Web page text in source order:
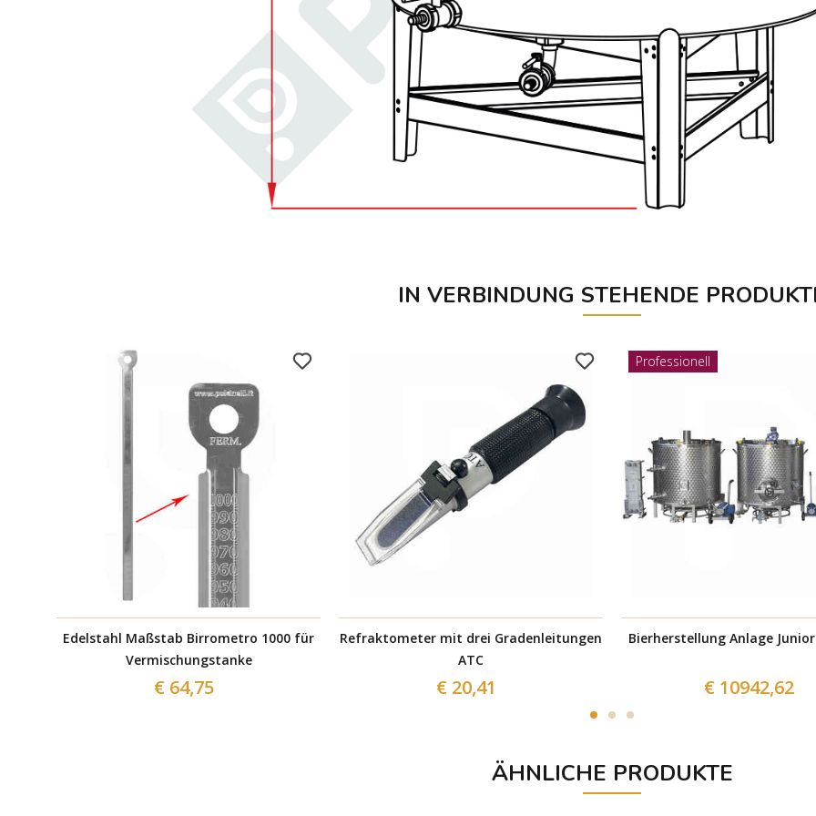
IN VERBINDUNG STEHENDE
Edelstahl Maßstab Birrometro 1000 für
Vermischungstanke
€ 64,75
Refraktometer mit drei Gradenleitungen
ATC
€ 20,41
Professionell
Bierherstellung Anlage
€ 10942,62
ÄHNLICHE PRODUKTE